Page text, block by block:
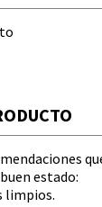
estado:
limpios.